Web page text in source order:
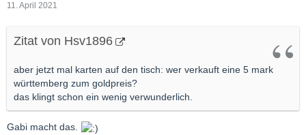
11. April 2021
Zitat von Hsv1896
aber jetzt mal karten auf den tisch: wer verkauft eine 5 mark
württemberg zum goldpreis?
das klingt schon ein wenig verwunderlich.
Gabi macht das.